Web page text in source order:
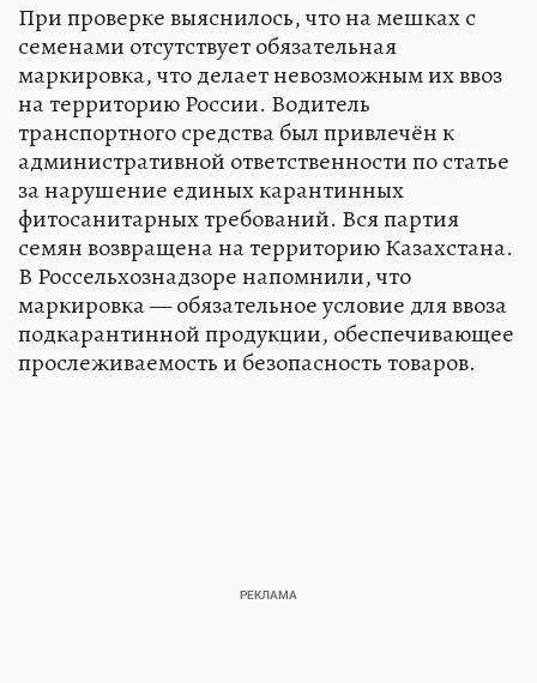
При проверке выяснилось, что на мешках с
семенами отсутствует обязательная
маркировка, что делает невозможным их ввоз
на территорию России. Водитель
транспортного средства был привлечён к
административной ответственности по статье
за нарушение единых карантинных
фитосанитарных требований. Вся партия
семян возвращена на территорию Казахстана.
В Россельхознадзоре напомнили, что
маркировка — обязательное условие для ввоза
подкарантинной продукции, обеспечивающее
прослеживаемость и безопасность товаров.